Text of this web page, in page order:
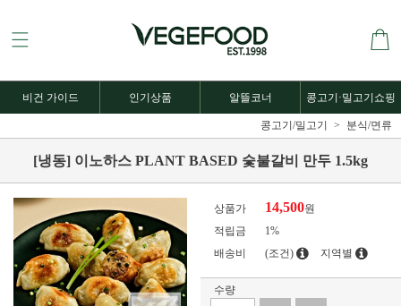
비건 가이드 인기상품 알뜰코너 콩고기·밀고기쇼핑
콩고기/밀고기 분식/면류
[냉동] 이노하스 PLANT BASED 숯불갈비 만두 1.5kg
상품가 14,500원
적립금
1%
배송비
(조건) 지역별
수량